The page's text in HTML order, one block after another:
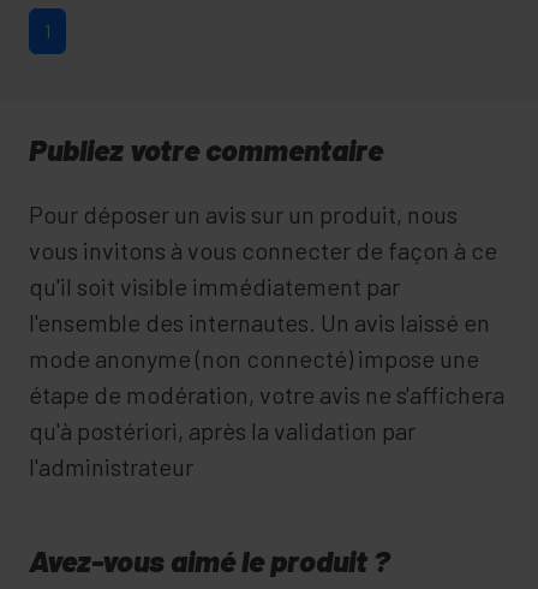
1
Publiez votre commentaire
Pour déposer un avis sur un produit, nous
vous invitons à vous connecter de façon à ce
qu'il soit visible immédiatement par
l'ensemble des internautes. Un avis laissé en
mode anonyme (non connecté) impose une
étape de modération, votre avis ne s'affichera
qu'à postériori, après la validation par
l'administrateur
Avez-vous aimé le produit ?